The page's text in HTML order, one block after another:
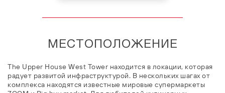
МЕСТОПОЛОЖЕНИЕ
The Upper House West Tower находится в локации, которая
радует развитой инфраструктурой. В нескольких шагах от
комплекса находятся известные мировые супермаркеты